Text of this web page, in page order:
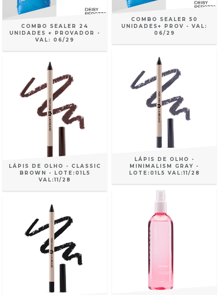
COMBO SEALER 24
UNIDADES + PROVADOR -
VAL: 06/29
COMBO SEALER 50
UNIDADES+ PROV - VAL:
06/29
LÁPIS DE OLHO - CLASSIC
BROWN - LOTE:01L5
VAL:11/28
LÁPIS DE OLHO -
MINIMALISM GRAY -
LOTE:01L5 VAL:11/28